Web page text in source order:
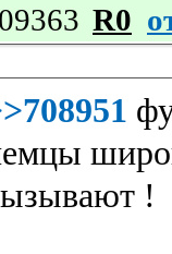
R0
!